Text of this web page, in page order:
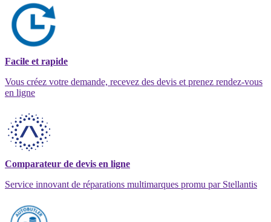
Facile et rapide
Vous créez votre demande, recevez des devis et prenez rendez-vous
en ligne
Comparateur de devis en ligne
Service innovant de réparations multimarques promu par Stellantis